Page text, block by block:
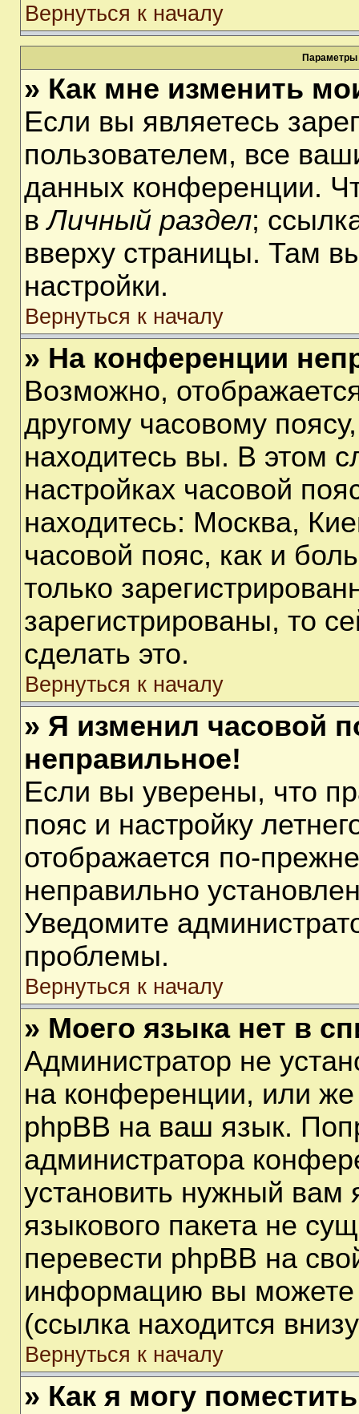
Вернуться к началу
Параметры
» Как мне изменить
Если вы являетесь
пользователем, все
данных конференции.
вЛичный раздел;
вверху страницы. Там
настройки.
Вернуться к началу
» На конференции
Возможно,
другому часовому
находитесь вы. В этом
настройках часовой
находитесь: Москва,
часовой пояс, как и
только
зарегистрированы, то
сделать это.
Вернуться к началу
» Я изменил часовой
неправильное!
Если вы уверены, что
пояс и настройку
отображается по-
неправильно
Уведомите
проблемы.
Вернуться к началу
» Моего языка нет в
Администратор не
на конференции, или же
phpBB на ваш язык.
администратора
установить нужный вам
языкового пакета не
перевести phpBB на
информацию вы можете
(ссылка находится
Вернуться к началу
» Как я могу